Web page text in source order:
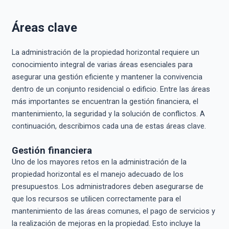
Áreas clave
La administración de la propiedad horizontal requiere un
conocimiento integral de varias áreas esenciales para
asegurar una gestión eficiente y mantener la convivencia
dentro de un conjunto residencial o edificio. Entre las áreas
más importantes se encuentran la gestión financiera, el
mantenimiento, la seguridad y la solución de conflictos. A
continuación, describimos cada una de estas áreas clave.
Gestión financiera
Uno de los mayores retos en la administración de la
propiedad horizontal es el manejo adecuado de los
presupuestos. Los administradores deben asegurarse de
que los recursos se utilicen correctamente para el
mantenimiento de las áreas comunes, el pago de servicios y
la realización de mejoras en la propiedad. Esto incluye la